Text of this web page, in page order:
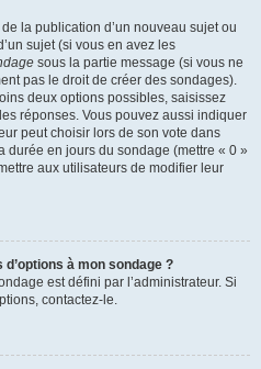
la publication d’un nouveau sujet ou
sujet (si vous en avez les
sous la partie message (si vous ne
pas le droit de créer des sondages).
deux options possibles, saisissez
réponses. Vous pouvez aussi indiquer
peut choisir lors de son vote dans
durée en jours du sondage (mettre « 0 »
aux utilisateurs de modifier leur
à mon sondage ?
est défini par l’administrateur. Si
contactez-le.